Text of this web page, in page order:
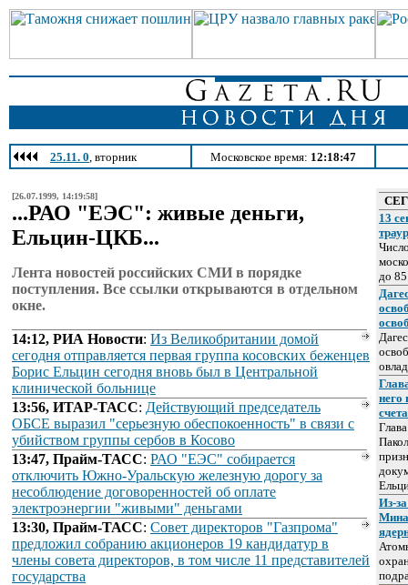
25.11. 0, вторник Московское время: 12:18:47
[26.07.1999, 14:19:58]
...РАО "ЕЭС": живые деньги,
Ельцин-ЦКБ...
Лента новостей российских СМИ в порядке
поступления. Все ссылки открываются в отдельном
окне.
14:12, РИА Новости: Из Великобритании домой
cегодня отправляется первая группа косовских беженцев
Борис Ельцин сегодня вновь был в Центральной
клинической больнице
13:56, ИТАР-ТАСС: Действующий председатель
ОБСЕ выразил "серьезную обеспокоенность" в связи с
убийством группы сербов в Косово
13:47, Прайм-ТАСС: РАО "ЕЭС" собирается
отключить Южно-Уральскую железную дорогу за
несоблюдение договоренностей об оплате
электроэнергии "живыми" деньгами
13:30, Прайм-ТАСС: Совет директоров "Газпрома"
предложил собранию акционеров 19 кандидатур в
члены совета директоров, в том числе 11 представителей
государства
13
до 85
него
Из-